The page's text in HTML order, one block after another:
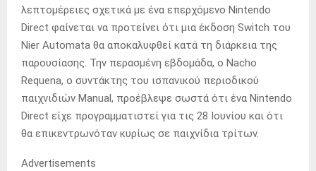
λεπτομέρειες σχετικά με ένα επερχόμενο Nintendo
Direct φαίνεται να προτείνει ότι μια έκδοση Switch του
Nier Automata θα αποκαλυφθεί κατά τη διάρκεια της
παρουσίασης. Την περασμένη εβδομάδα, ο Nacho
Requena, ο συντάκτης του ισπανικού περιοδικού
παιχνιδιών Manual, προέβλεψε σωστά ότι ένα Nintendo
Direct είχε προγραμματιστεί για τις 28 Ιουνίου και ότι
θα επικεντρωνόταν κυρίως σε παιχνίδια τρίτων.
Advertisements